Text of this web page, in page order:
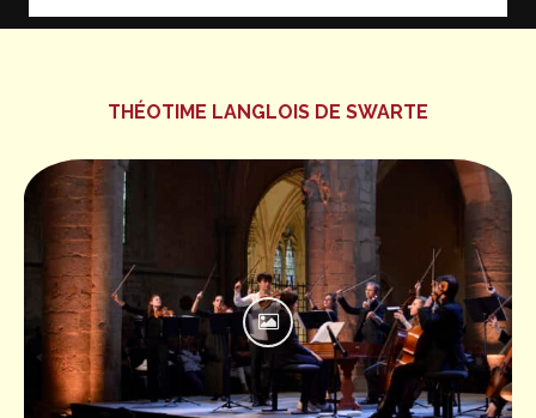
THÉOTIME LANGLOIS DE SWARTE